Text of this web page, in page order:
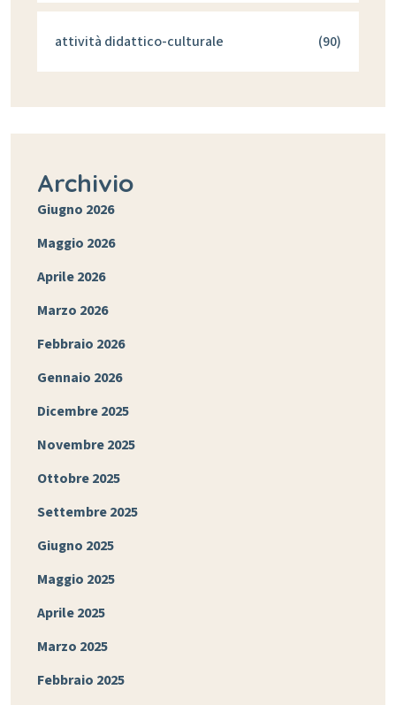
attività didattico-culturale (90)
Archivio
Giugno 2026
Maggio 2026
Aprile 2026
Marzo 2026
Febbraio 2026
Gennaio 2026
Dicembre 2025
Novembre 2025
Ottobre 2025
Settembre 2025
Giugno 2025
Maggio 2025
Aprile 2025
Marzo 2025
Febbraio 2025